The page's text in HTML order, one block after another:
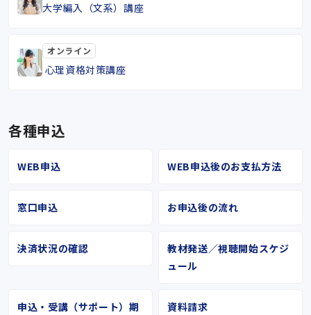
大学編入（文系）講座
オンライン
心理資格対策講座
各種申込
WEB申込 WEB申込後のお支払方法
窓口申込 お申込後の流れ
決済状況の確認
教材発送／視聴開始スケジ
ュール
申込・受講（サポート）期
資料請求